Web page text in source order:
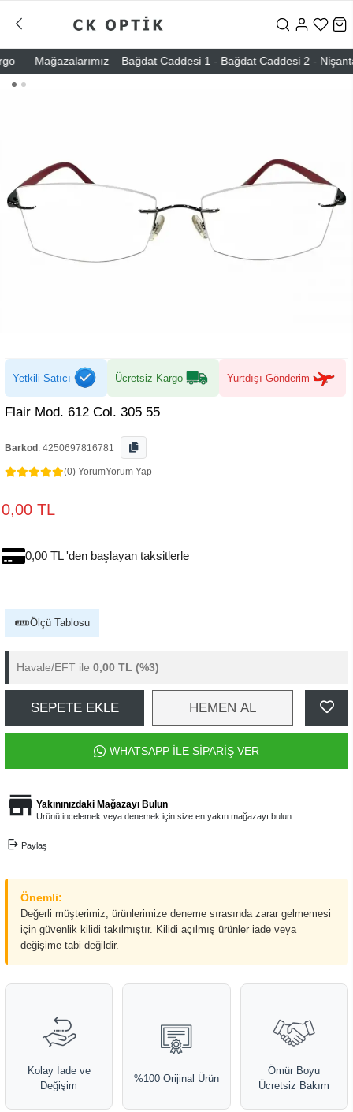
Mağazalarımız – Bağdat Caddesi 1 - Bağdat Caddesi 2 -
Yetkili Satıcı Ücretsiz Kargo Yurtdışı Gönderim
Flair Mod. 612 Col. 305 55
Barkod : 4250697816781
(0) YorumYorum Yap
0,00 TL
0,00 TL 'den başlayan taksitlerle
Ölçü Tablosu
Havale/EFT ile 0,00 TL (%3)
SEPETE EKLE HEMEN AL
WHATSAPP İLE SİPARİŞ VER
Yakınınızdaki Mağazayı Bulun
Ürünü incelemek veya denemek için size en yakın mağazayı bulun.
Paylaş
Önemli:
Değerli müşterimiz, ürünlerimize deneme sırasında zarar gelmemesi
için güvenlik kilidi takılmıştır. Kilidi açılmış ürünler iade veya
değişime tabi değildir.
Kolay İade ve
Değişim
%100 Orijinal Ürün
Ömür Boyu
Ücretsiz Bakım